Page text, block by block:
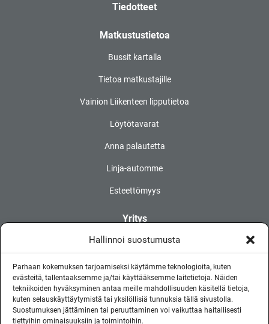
Hallinnoi suostumusta
Parhaan kokemuksen tarjoamiseksi käytämme teknologioita, kuten
evästeitä, tallentaaksemme ja/tai käyttääksemme laitetietoja. Näiden
tekniikoiden hyväksyminen antaa meille mahdollisuuden käsitellä tietoja,
kuten selauskäyttäytymistä tai yksilöllisiä tunnuksia tällä sivustolla.
Suostumuksen jättäminen tai peruuttaminen voi vaikuttaa haitallisesti
tiettyihin ominaisuuksiin ja toimintoihin.
Tiedotteet
Matkustustietoa
Bussit kartalla
Tietoa matkustajille
Vainion Liikenteen lipputietoa
Löytötavarat
Anna palautetta
Linja-automme
Esteettömyys
Yritys
Myytävä kalusto
Töihin Vainiolle
Tietosuojaseloste
Evästekäytäntö